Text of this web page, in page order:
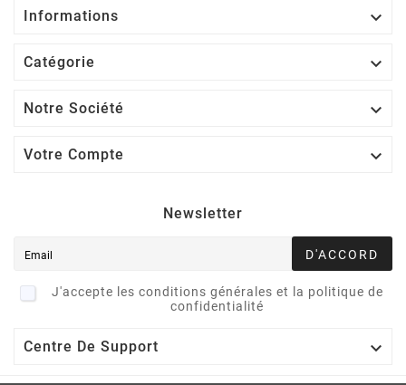
Informations 
Catégorie 
Notre Société 
Votre Compte 
Newsletter
D'ACCORD
J'accepte les conditions générales et la politique de
confidentialité
Centre De Support 